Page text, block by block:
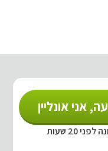
אני אונליין
20 שעות